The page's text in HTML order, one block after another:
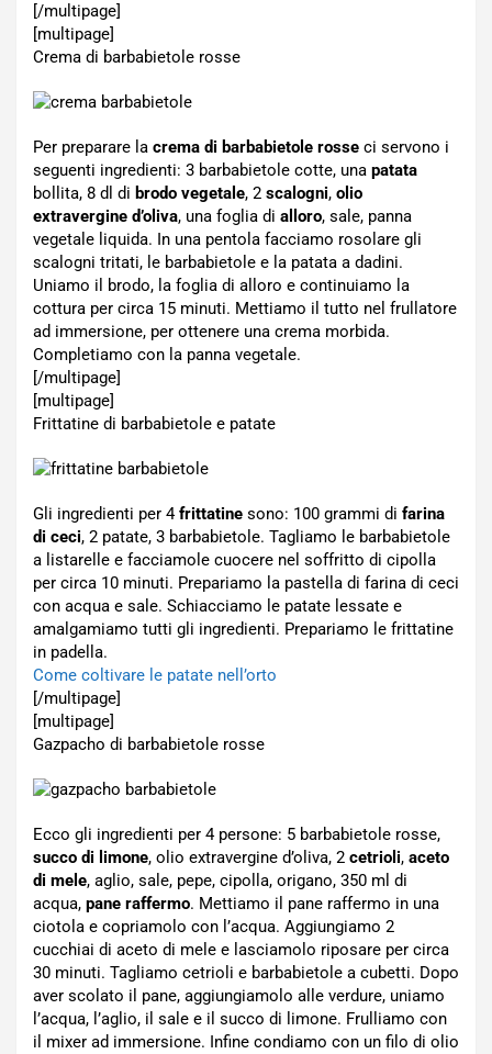
[/multipage]
[multipage]
Crema di barbabietole rosse
Per preparare la crema di barbabietole rosse ci servono i
seguenti ingredienti: 3 barbabietole cotte, una patata
bollita, 8 dl di brodo vegetale, 2 scalogni, olio
extravergine d’oliva, una foglia di alloro, sale, panna
vegetale liquida. In una pentola facciamo rosolare gli
scalogni tritati, le barbabietole e la patata a dadini.
Uniamo il brodo, la foglia di alloro e continuiamo la
cottura per circa 15 minuti. Mettiamo il tutto nel frullatore
ad immersione, per ottenere una crema morbida.
Completiamo con la panna vegetale.
[/multipage]
[multipage]
Frittatine di barbabietole e patate
Gli ingredienti per 4frittatine sono: 100 grammi di farina
di ceci, 2 patate, 3 barbabietole. Tagliamo le barbabietole
a listarelle e facciamole cuocere nel soffritto di cipolla
per circa 10 minuti. Prepariamo la pastella di farina di ceci
con acqua e sale. Schiacciamo le patate lessate e
amalgamiamo tutti gli ingredienti. Prepariamo le frittatine
in padella.
Come coltivare le patate nell’orto
[/multipage]
[multipage]
Gazpacho di barbabietole rosse
Ecco gli ingredienti per 4 persone: 5 barbabietole rosse,
succo di limone, olio extravergine d’oliva, 2 cetrioli, aceto
di mele, aglio, sale, pepe, cipolla, origano, 350 ml di
acqua, pane raffermo. Mettiamo il pane raffermo in una
ciotola e copriamolo con l’acqua. Aggiungiamo 2
cucchiai di aceto di mele e lasciamolo riposare per circa
30 minuti. Tagliamo cetrioli e barbabietole a cubetti. Dopo
aver scolato il pane, aggiungiamolo alle verdure, uniamo
l’acqua, l’aglio, il sale e il succo di limone. Frulliamo con
il mixer ad immersione. Infine condiamo con un filo di olio